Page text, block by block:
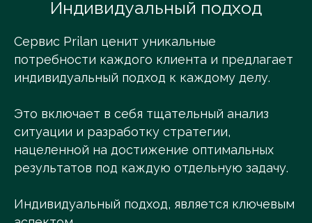
Индивидуальный подход
Сервис Prilan ценит уникальные
потребности каждого клиента и предлагает
индивидуальный подход к каждому делу.
Это включает в себя тщательный анализ
ситуации и разработку стратегии,
нацеленной на достижение оптимальных
результатов под каждую отдельную задачу.
Индивидуальный подход, является ключевым